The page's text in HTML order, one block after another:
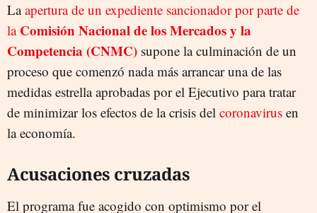
Laapertura de un expediente sancionador por parte de
la Comisión Nacional de los Mercados y la
Competencia (CNMC) supone la culminación de un
proceso que comenzó nada más arrancar una de las
medidas estrella aprobadas por el Ejecutivo para tratar
de minimizar los efectos de la crisis del coronavirus en
la economía.
Acusaciones cruzadas
El programa fue acogido con optimismo por el